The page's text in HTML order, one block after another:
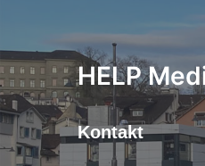
HELP
Kontakt